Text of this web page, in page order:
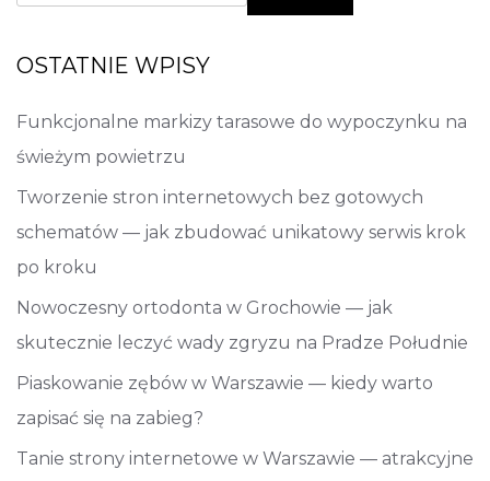
OSTATNIE WPISY
Funkcjonalne markizy tarasowe do wypoczynku na
świeżym powietrzu
Tworzenie stron internetowych bez gotowych
schematów — jak zbudować unikatowy serwis krok
po kroku
Nowoczesny ortodonta w Grochowie — jak
skutecznie leczyć wady zgryzu na Pradze Południe
Piaskowanie zębów w Warszawie — kiedy warto
zapisać się na zabieg?
Tanie strony internetowe w Warszawie — atrakcyjne